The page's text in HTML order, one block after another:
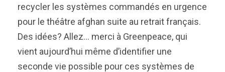
recycler les systèmes commandés en urgence
pour le théâtre afghan suite au retrait français.
Des idées? Allez… merci à Greenpeace, qui
vient aujourd’hui même d’identifier une
seconde vie possible pour ces systèmes de